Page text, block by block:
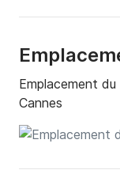
? Le vin rouge
? Formule libre :
boissons (un
votre
Heure
Je peux réaliser
Emplacement
Cannes